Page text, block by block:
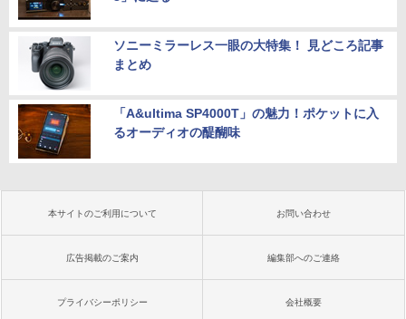
ソニーミラーレス一眼の大特集！ 見どころ記事
まとめ
「A&ultima SP4000T」の魅力！ポケットに入
るオーディオの醍醐味
本サイトのご利用について お問い合わせ
広告掲載のご案内 編集部へのご連絡
プライバシーポリシー 会社概要